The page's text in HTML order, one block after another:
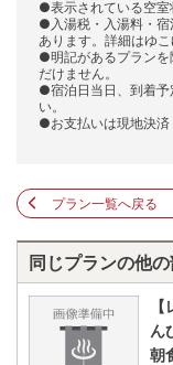
●表示されている空室
●入湯税・入湯料・宿
あります。詳細はゆ
●明記があるプランを
だけません。
●宿泊日当日、到着予
い。
●お支払いは現地決済
プラン一覧へ戻る
同じプランの他
ん
朝